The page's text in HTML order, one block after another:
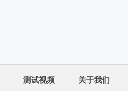
测试视频 关于我们